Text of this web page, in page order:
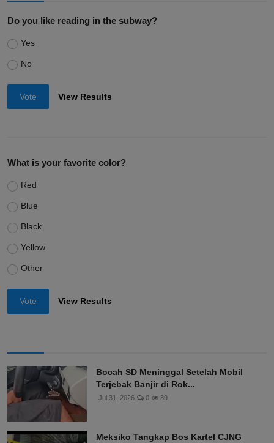
Do you like reading in the subway?
Yes
No
Vote View Results
What is your favorite color?
Red
Blue
Black
Yellow
Other
Vote View Results
Bocah SD Meninggal Setelah Mobil
Terjebak Banjir di Rok...
Jul 31, 2026 0 39
Meksiko Tangkap Bos Kartel CJNG